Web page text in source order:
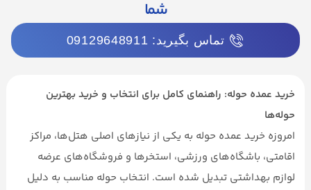
شما
تماس بگیرید: 09129648911
خرید عمده حوله: راهنمای کامل برای انتخاب و خرید بهترین
حوله‌ها
امروزه خرید عمده حوله به یکی از نیازهای اصلی هتل‌ها، مراکز
اقامتی، باشگاه‌های ورزشی، استخرها و فروشگاه‌های عرضه
لوازم بهداشتی تبدیل شده است. انتخاب حوله مناسب به دلیل